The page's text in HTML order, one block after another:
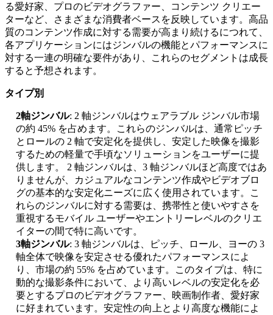
る愛好家、プロのビデオグラファー、コンテンツ クリエー
ターなど、さまざまな消費者ベースを反映しています。高品
質のコンテンツ作成に対する需要が高まり続けるにつれて、
各アプリケーションにはジンバルの機能とパフォーマンスに
対する一連の明確な要件があり、これらのセグメントは成長
すると予想されます。
タイプ別
2軸ジンバル: 2 軸ジンバルはウェアラブル ジンバル市場
の約 45% を占めます。これらのジンバルは、通常ピッチ
とロールの 2 軸で安定化を提供し、安定した映像を撮影
するための軽量で手頃なソリューションをユーザーに提
供します。 2 軸ジンバルは、3 軸ジンバルほど高度ではあ
りませんが、カジュアルなコンテンツ作成やビデオブロ
グの基本的な安定化ニーズに広く使用されています。こ
れらのジンバルに対する需要は、携帯性と使いやすさを
重視するモバイル ユーザーやエントリーレベルのクリエ
イターの間で特に高いです。
3軸ジンバル: 3 軸ジンバルは、ピッチ、ロール、ヨーの 3
軸全体で映像を安定させる優れたパフォーマンスによ
り、市場の約 55% を占めています。このタイプは、特に
動的な撮影条件において、より高いレベルの安定化を必
要とするプロのビデオグラファー、映画制作者、愛好家
に好まれています。安定性の向上とより高度な機能によ